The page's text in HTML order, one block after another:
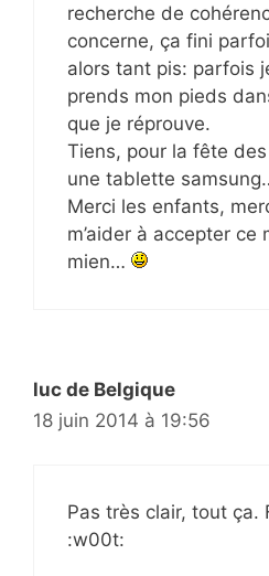
recherche de
concerne, ça fini
alors tant pis: parfois
prends mon pieds
que je réprouve.
Tiens, pour la fête des
une tablette
Merci les enfants,
m’aider à accepter ce
mien…
luc de Belgique
18 juin 2014 à 19:56
Pas très clair, tout ça.
:w00t: